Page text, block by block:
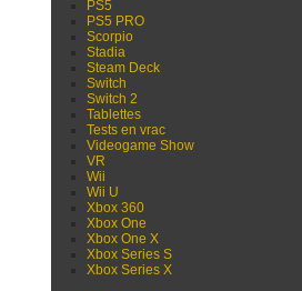
PS5
PS5 PRO
Scorpio
Stadia
Steam Deck
Switch
Switch 2
Tablettes
Tests en vrac
Videogame Show
VR
Wii
Wii U
Xbox 360
Xbox One
Xbox One X
Xbox Series S
Xbox Series X